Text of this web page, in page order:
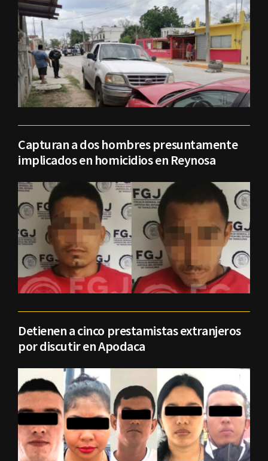
Capturan a dos hombres presuntamente
implicados en homicidios en Reynosa
Detienen a cinco prestamistas extranjeros
por discutir en Apodaca